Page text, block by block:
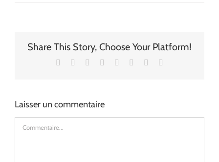
Share This Story, Choose Your Platform!
Facebook Reddit LinkedIn
TumblrPinterest
Laisser un commentaire